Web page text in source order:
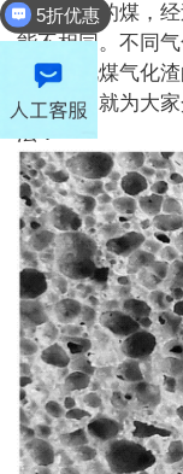
使用不同的煤，
能不相同。不同
大，因此煤气化
面测试狗就为大
法：X射线荧光光
5折优惠